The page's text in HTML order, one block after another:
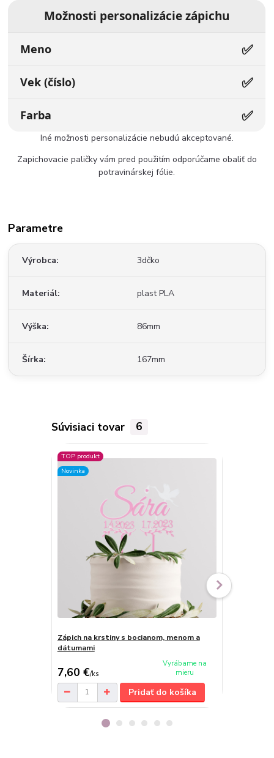
Možnosti personalizácie zápichu
Meno ✅
Vek (číslo) ✅
Farba ✅
Iné možnosti personalizácie nebudú akceptované.
Zapichovacie paličky vám pred použitím odporúčame obaliť do
potravinárskej fólie.
Parametre
Výrobca 3dčko
Materiál plast PLA
Výška 86mm
Šírka 167mm
Súvisiaci tovar 6
TOP produkt
Novinka
Zápich na krstiny s bocianom, menom a
dátumami
7,60 €/ks
Vyrábame na
mieru
Pridať do košíka